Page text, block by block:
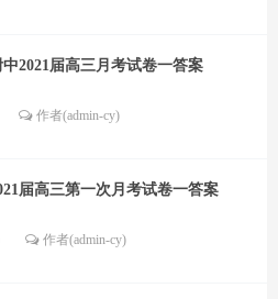
2021届高三月考试卷一答案
作者(admin-cy)
届高三第一次月考试卷一答案
作者(admin-cy)